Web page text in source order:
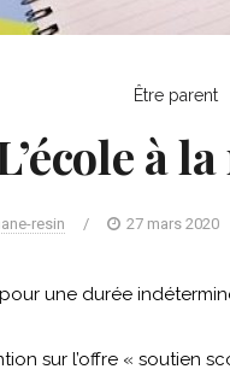
Être parent
à
resin / 27 mars 2020
une durée
sur l’offre « soutien